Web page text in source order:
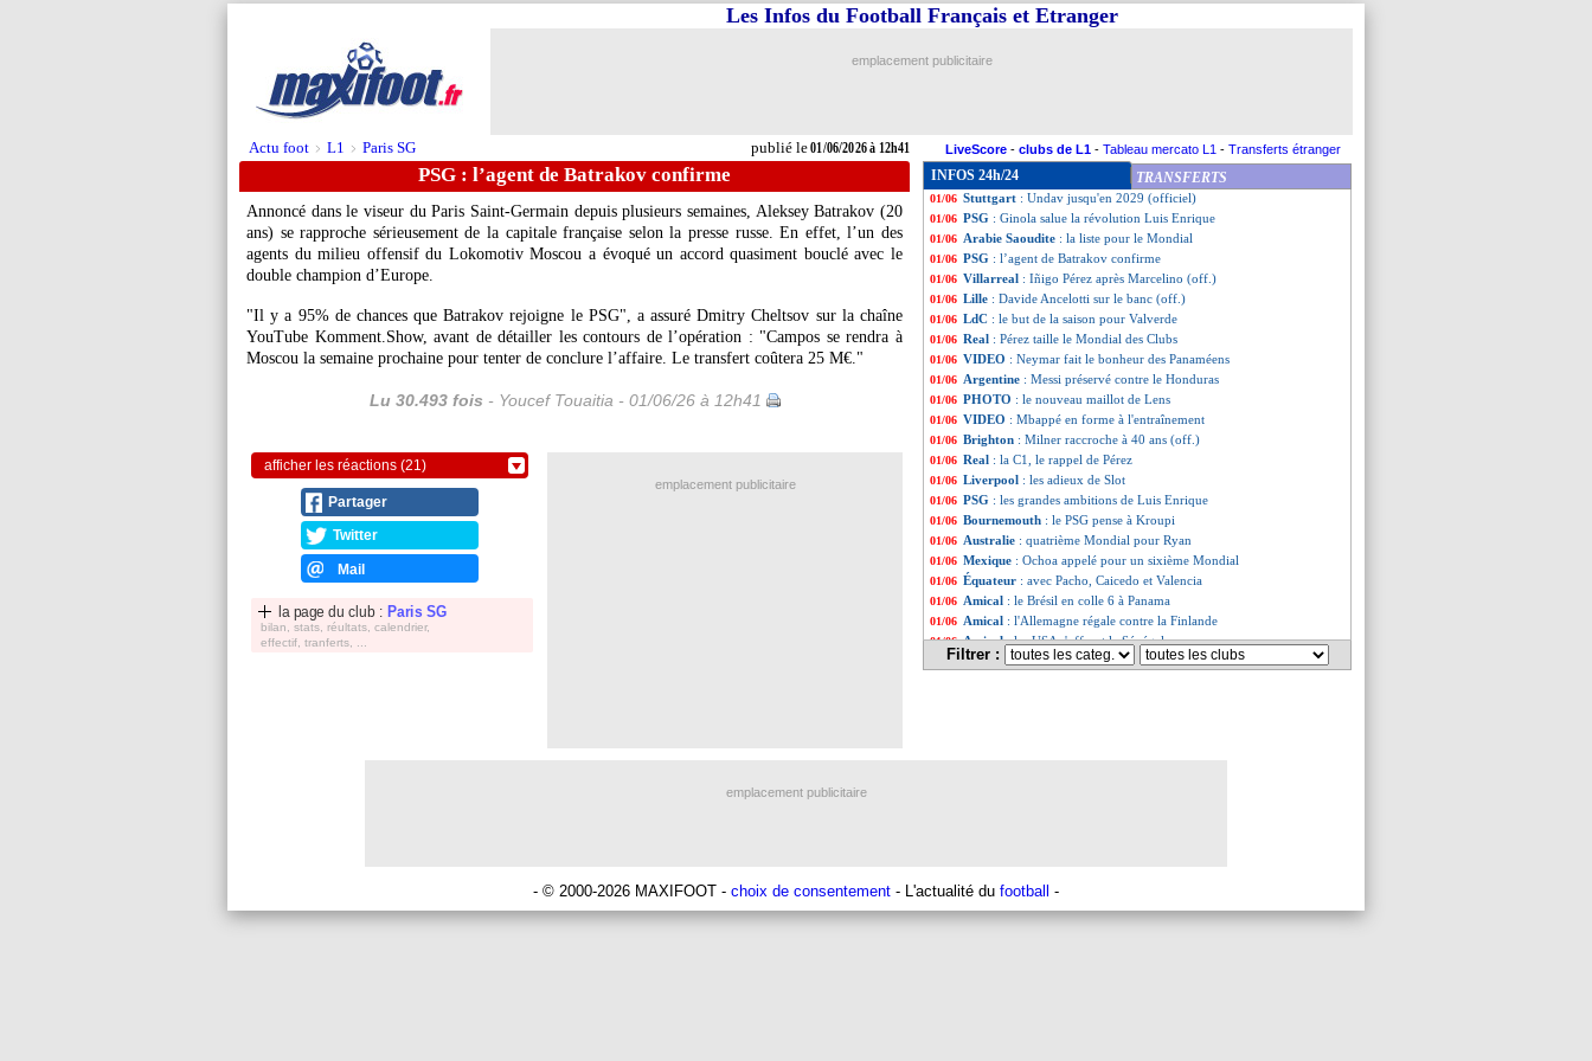
Actu foot > L1 > Paris SG publié le01/06/2026 à 12h41
Les Infos du Football Français et Etranger
emplacement publicitaire
LiveScore - clubs de L1 - Tableau mercato L1 - Transferts étranger
PSG : l’agent de Batrakov confirme
Annoncé dans le viseur du Paris Saint-Germain depuis plusieurs semaines, Aleksey Batrakov (20
ans) se rapproche sérieusement de la capitale française selon la presse russe. En effet, l’un des
agents du milieu offensif du Lokomotiv Moscou a évoqué un accord quasiment bouclé avec le
double champion d’Europe.
"Il y a 95% de chances que Batrakov rejoigne le PSG", a assuré Dmitry Cheltsov sur la chaîne
YouTube Komment.Show, avant de détailler les contours de l’opération : "Campos se rendra à
Moscou la semaine prochaine pour tenter de conclure l’affaire. Le transfert coûtera 25 M€."
Lu 30.493 fois - Youcef Touaitia - 01/06/26 à 12h41
afficher les réactions (21)
Partager
Twitter
Mail
la page du club : Paris SG
bilan, stats, réultats, calendrier,
effectif, tranferts, ...
INFOS 24h/24 TRANSFERTS
01/06 EAU: Iniesta coach de Gulf United (officiel)
01/06 Real
01/06 Barça: Bardghji suivi par l'OM
01/06 Liverpool
01/06 Stuttgart : Undav jusqu'en 2029 (officiel)
01/06 PSG : Ginola salue la révolution Luis Enrique
01/06 Arabie Saoudite : la liste pour le Mondial
01/06 PSG : l’agent de Batrakov confirme
01/06 Villarreal : Iñigo Pérez après Marcelino (off.)
01/06 Lille : Davide Ancelotti sur le banc (off.)
01/06 LdC : le but de la saison pour Valverde
01/06 Real : Pérez taille le Mondial des Clubs
01/06 VIDEO : Neymar fait le bonheur des Panaméens
01/06 Argentine : Messi préservé contre le Honduras
01/06 PHOTO : le nouveau maillot de Lens
01/06 VIDEO : Mbappé en forme à l'entraînement
01/06 Brighton : Milner raccroche à 40 ans (off.)
01/06 Real : la C1, le rappel de Pérez
01/06 Liverpool : les adieux de Slot
01/06 PSG : les grandes ambitions de Luis Enrique
01/06 Bournemouth : le PSG pense à Kroupi
01/06 Australie : quatrième Mondial pour Ryan
01/06 Mexique : Ochoa appelé pour un sixième Mondial
01/06 Équateur : avec Pacho, Caicedo et Valencia
01/06 Amical : le Brésil en colle 6 à Panama
01/06 Amical : l'Allemagne régale contre la Finlande
01/06 Amical: les USA s'offrent le Sénégal
Liste des brèves du dim. 31 mai 2026
Filtrer :
emplacement publicitaire
emplacement publicitaire
- © 2000-2026 MAXIFOOT - choix de consentement - L'actualité du football -